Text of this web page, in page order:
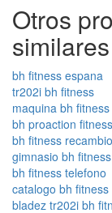
Otros
bh fitness espana
tr202i bh fitness
maquina bh fitness
bh proaction fitness
bh fitness
gimnasio bh fitness
bh fitness telefono
catalogo bh fitness
bladez tr202i bh